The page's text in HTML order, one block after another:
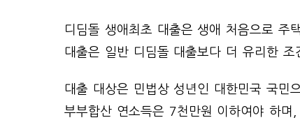
디딤돌 생애최초 대출은 생애 처음으로 주
대출은 일반 디딤돌 대출보다 더 유리한
대출 대상은 민법상 성년인 대한민국 국민
부부합산 연소득은 7천만원 이하여야 하